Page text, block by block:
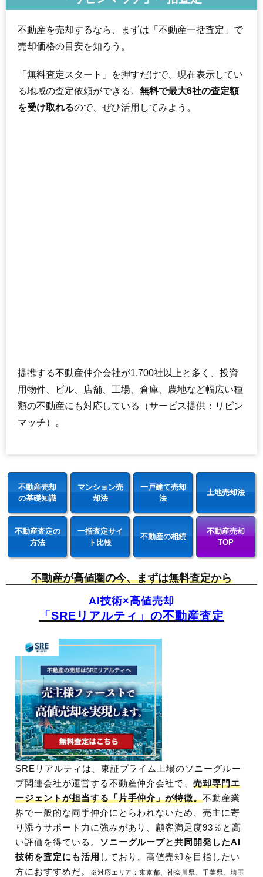
156 久之浜町末続 2.5万円 265万円 -16.5%
157 好間町榊小屋 2.4万円
158 遠野町深山田 2.4万円 241万円
159 小名浜金成 2.2万円 295万円 -15.8%
160 大久町大久 2.1万円 218万円
不動産を売却するなら、まずは「不動産一括査定」で
売却価格の目安を知ろう。
「無料査定スタート」を押すだけで、現在表示してい
る地域の査定依頼ができる。 無料で最大6社の査定額
を受け取れるので、ぜひ活用してみよう。
提携する不動産仲介会社が1,700社以上と多く、投資
用物件、ビル、店舗、工場、倉庫、農地など幅広い種
類の不動産にも対応している（サービス提供：リビン
マッチ）。
不動産売却
の基礎知識
マンション売
却法
一戸建て売却
法
土地売却法
不動産査定の
方法
一括査定サイ
ト比較
不動産の相続
不動産売却
TOP
不動産が高値圏の今、まずは無料査定から
AI技術×高値売却
「SREリアルティ」の不動産査定
SREリアルティは、東証プライム上場のソニーグルー
プ関連会社が運営する不動産仲介会社で、売却専門エ
ージェントが担当する「片手仲介」が特徴。不動産業
界で一般的な両手仲介にとらわれないため、売主に寄
り添うサポート力に強みがあり、顧客満足度93％と高
い評価を得ている。 ソニーグループと共同開発したAI
技術を査定にも活用 しており、高値売却を目指したい
方におすすめだ。
※対応エリア：東京都、神奈川県、千葉県、埼玉